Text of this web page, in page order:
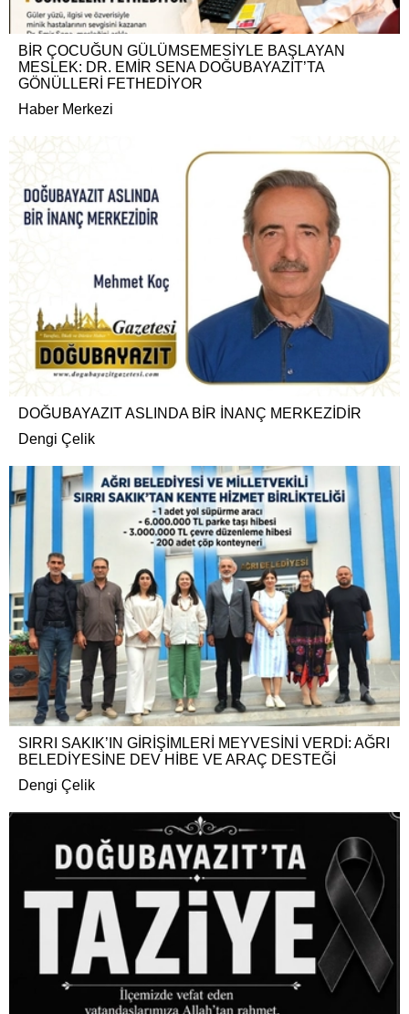
BİR ÇOCUĞUN GÜLÜMSEMESİYLE BAŞLAYAN
MESLEK: DR. EMİR SENA DOĞUBAYAZIT’TA
GÖNÜLLERİ FETHEDİYOR
Haber Merkezi
DOĞUBAYAZIT ASLINDA BİR İNANÇ MERKEZİDİR
Dengi Çelik
SIRRI SAKIK’IN GİRİŞİMLERİ MEYVESİNİ VERDİ: AĞRI
BELEDİYESİNE DEV HİBE VE ARAÇ DESTEĞİ
Dengi Çelik